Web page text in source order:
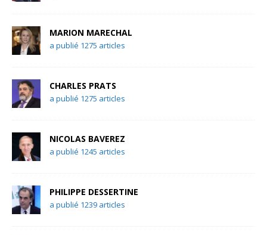
MARION MARECHAL
a publié 1275 articles
CHARLES PRATS
a publié 1275 articles
NICOLAS BAVEREZ
a publié 1245 articles
PHILIPPE DESSERTINE
a publié 1239 articles